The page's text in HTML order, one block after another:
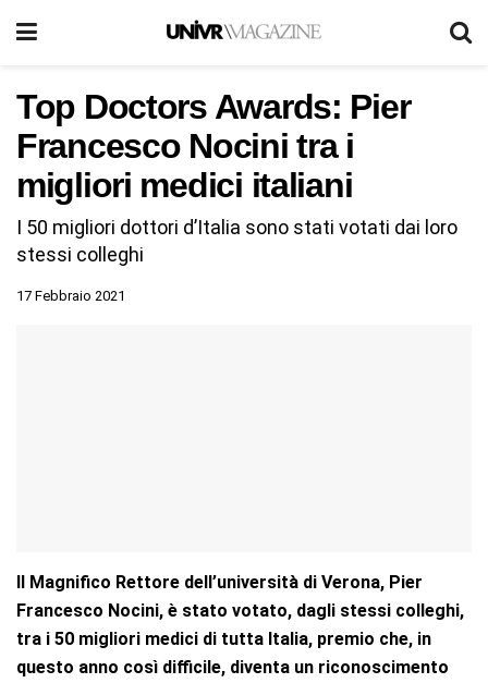
Top Doctors Awards: Pier
Francesco Nocini tra i
migliori medici italiani
I 50 migliori dottori d’Italia sono stati votati dai loro
stessi colleghi
17 Febbraio 2021
Il Magnifico Rettore dell’università di Verona, Pier
Francesco Nocini, è stato votato, dagli stessi colleghi,
tra i 50 migliori medici di tutta Italia, premio che, in
questo anno così difficile, diventa un riconoscimento